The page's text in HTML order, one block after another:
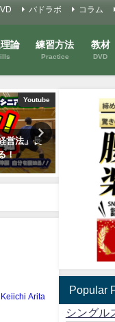
バドラボ コラム
理論 練習方法
Practice
教材
DVD
講習会
ー講習
編
ご機嫌よう
2018年10月
Keiichi Arita
Popular
シングル